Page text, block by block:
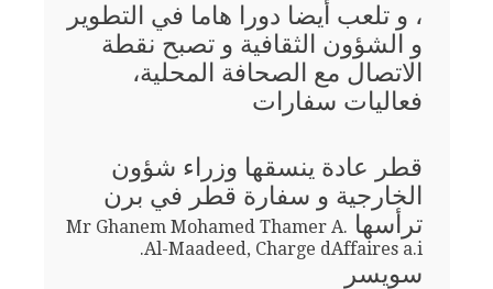
، و تلعب أيضا دورا هاما في التطوير
و الشؤون الثقافية و تصبح نقطة
الاتصال مع الصحافة المحلية،
فعاليات سفارات
قطر عادة ينسقها وزراء شؤون
الخارجية و سفارة قطر في برن
ترأسها Mr Ghanem Mohamed Thamer A.
Al-Maadeed, Charge dAffaires a.i.
سويسر